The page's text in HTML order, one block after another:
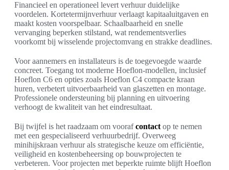
Financieel en operationeel levert verhuur duidelijke
voordelen. Kortetermijnverhuur verlaagt kapitaaluitgaven en
maakt kosten voorspelbaar. Schaalbaarheid en snelle
vervanging beperken stilstand, wat rendementsverlies
voorkomt bij wisselende projectomvang en strakke deadlines.
Voor aannemers en installateurs is de toegevoegde waarde
concreet. Toegang tot moderne Hoeflon-modellen, inclusief
Hoeflon C6 en opties zoals Hoeflon C4 compacte kraan
huren, verbetert uitvoerbaarheid van glaszetten en montage.
Professionele ondersteuning bij planning en uitvoering
verhoogt de kwaliteit van het eindresultaat.
Bij twijfel is het raadzaam om voorafcontact op te nemen
met een gespecialiseerd verhuurbedrijf. Overweeg
minihijskraan verhuur als strategische keuze om efficiëntie,
veiligheid en kostenbeheersing op bouwprojecten te
verbeteren. Voor projecten met beperkte ruimte blijft Hoeflon